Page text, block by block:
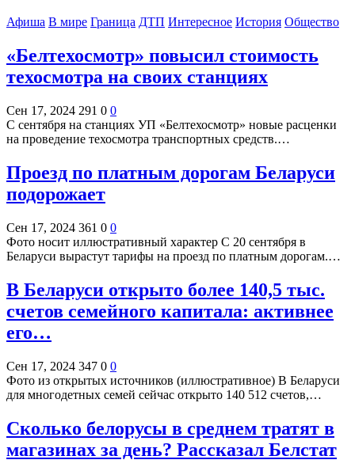
Афиша В мире Граница ДТП Интересное История Общество
«Белтехосмотр» повысил стоимость
техосмотра на своих станциях
Сен 17, 2024 291 0 0
С сентября на станциях УП «Белтехосмотр» новые расценки
на проведение техосмотра транспортных средств.…
Проезд по платным дорогам Беларуси
подорожает
Сен 17, 2024 361 0 0
Фото носит иллюстративный характер С 20 сентября в
Беларуси вырастут тарифы на проезд по платным дорогам.…
В Беларуси открыто более 140,5 тыс.
счетов семейного капитала: активнее
его…
Сен 17, 2024 347 0 0
Фото из открытых источников (иллюстративное) В Беларуси
для многодетных семей сейчас открыто 140 512 счетов,…
Сколько белорусы в среднем тратят в
магазинах за день? Рассказал Белстат